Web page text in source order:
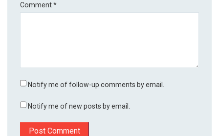
Comment*
Notify me of follow-up comments by email.
Notify me of new posts by email.